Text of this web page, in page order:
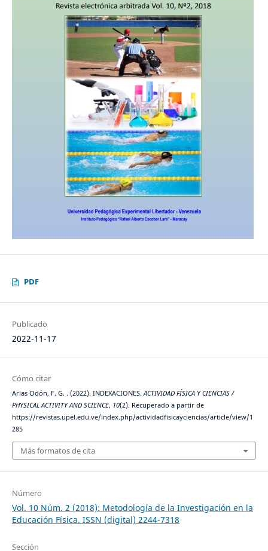
PDF
Publicado
2022-11-17
Cómo citar
Arias Odón, F. G. . (2022). INDEXACIONES.ACTIVIDAD FÍSICA Y CIENCIAS /
PHYSICAL ACTIVITY AND SCIENCE, 10(2). Recuperado a partir de
https://revistas.upel.edu.ve/index.php/actividadfisicayciencias/article/view/1
285
Más formatos de cita
Número
Vol. 10 Núm. 2 (2018): Metodología de la Investigación en la
Educación Física. ISSN (digital) 2244-7318
Sección